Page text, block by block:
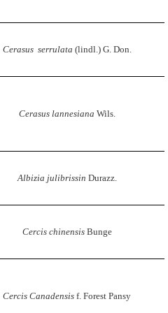
Cerasus serrulata (lindl.) G. Don.
Cerasus lannesiana Wils.
Albizia julibrissin Durazz.
Cercis chinensis Bunge
Cercis Canadensis f. Forest Pansy